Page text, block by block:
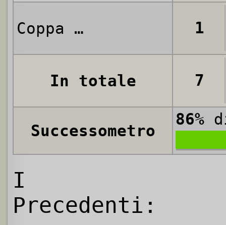
Coppa Italia 1
In totale 7
Successometro
86%
I
Precedenti: